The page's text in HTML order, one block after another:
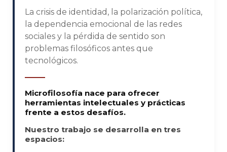
La crisis de identidad, la polarización política,
la dependencia emocional de las redes
sociales y la pérdida de sentido son
problemas filosóficos antes que
tecnológicos.
Microfilosofía nace para ofrecer
herramientas intelectuales y prácticas
frente a estos desafíos.
Nuestro trabajo se desarrolla en tres
espacios: